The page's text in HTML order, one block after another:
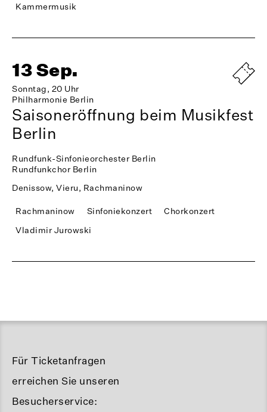
Kammermusik
13 Sep.
Sonntag, 20 Uhr
Philharmonie Berlin
Saisoneröffnung beim Musikfest
Berlin
Rundfunk-Sinfonieorchester Berlin
Rundfunkchor Berlin
Denissow, Vieru, Rachmaninow
Rachmaninow Sinfoniekonzert
Chorkonzert
Vladimir Jurowski
Für Ticketanfragen
erreichen Sie unseren
Besucherservice: